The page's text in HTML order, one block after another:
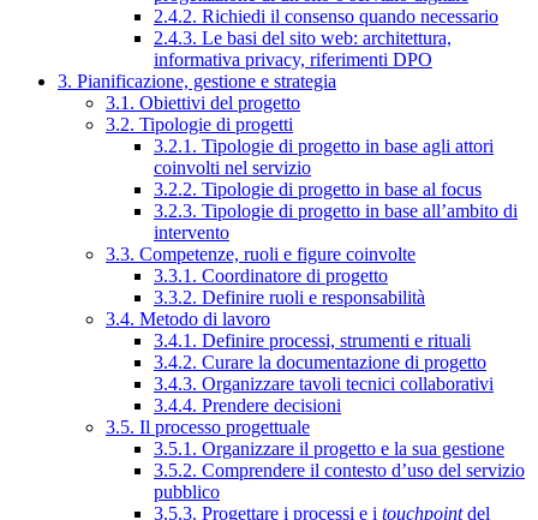
2.4.2. Richiedi il consenso quando necessario
2.4.3. Le basi del sito web: architettura,
informativa privacy, riferimenti DPO
3. Pianificazione, gestione e strategia
3.1. Obiettivi del progetto
3.2. Tipologie di progetti
3.2.1. Tipologie di progetto in base agli attori
coinvolti nel servizio
3.2.2. Tipologie di progetto in base al focus
3.2.3. Tipologie di progetto in base all’ambito di
intervento
3.3. Competenze, ruoli e figure coinvolte
3.3.1. Coordinatore di progetto
3.3.2. Definire ruoli e responsabilità
3.4. Metodo di lavoro
3.4.1. Definire processi, strumenti e rituali
3.4.2. Curare la documentazione di progetto
3.4.3. Organizzare tavoli tecnici collaborativi
3.4.4. Prendere decisioni
3.5. Il processo progettuale
3.5.1. Organizzare il progetto e la sua gestione
3.5.2. Comprendere il contesto d’uso del servizio
pubblico
3.5.3. Progettare i processi e i touchpointdel